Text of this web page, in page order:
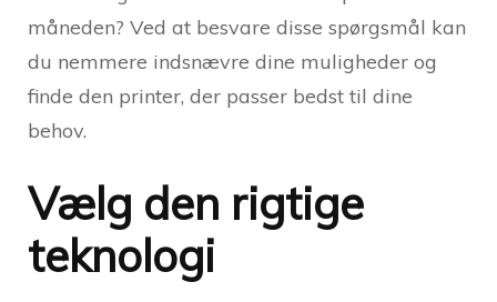
måneden? Ved at besvare disse spørgsmål kan
du nemmere indsnævre dine muligheder og
finde den printer, der passer bedst til dine
behov.
Vælg den rigtige
teknologi